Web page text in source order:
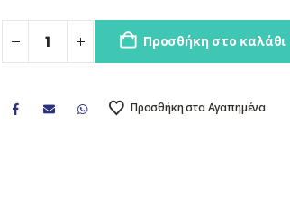
Προσθήκη στο καλάθι
Προσθήκη στα Αγαπημένα